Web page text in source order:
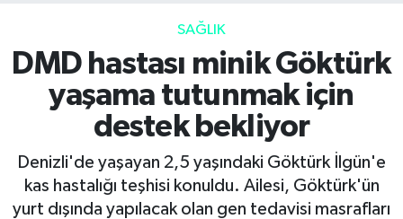
SAĞLIK
DMD hastası minik Göktürk
yaşama tutunmak için
destek bekliyor
Denizli'de yaşayan 2,5 yaşındaki Göktürk İlgün'e
kas hastalığı teşhisi konuldu. Ailesi, Göktürk'ün
yurt dışında yapılacak olan gen tedavisi masrafları
SPOR
TARIM
SİYASET
RESMİ İLAN
Eğitim
Kültür Sanat
Manisa
RESMİ İLAN
Süper Lig Puan Durumu ve Fikstür
Tüm Manşetler
Son Dakika Haberleri
Haber Arşivi